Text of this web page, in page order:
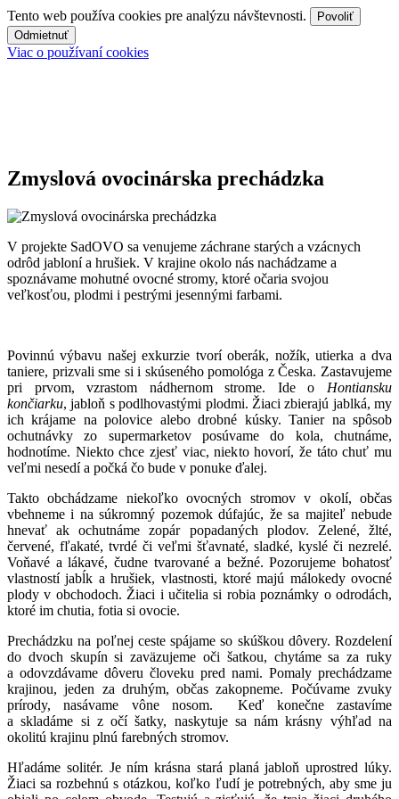
Tento web používa cookies pre analýzu návštevnosti.
Povoliť
Odmietnuť
Viac o používaní cookies
Zmyslová ovocinárska prechádzka
V projekte SadOVO sa venujeme záchrane starých a vzácnych
odrôd jabloní a hrušiek. V krajine okolo nás nachádzame a
spoznávame mohutné ovocné stromy, ktoré očaria svojou
veľkosťou, plodmi i pestrými jesennými farbami.
Povinnú výbavu našej exkurzie tvorí oberák, nožík, utierka a dva
taniere, prizvali sme si i skúseného pomológa z Česka. Zastavujeme
pri prvom, vzrastom nádhernom strome. Ide o Hontiansku
končiarku, jabloň s podlhovastými plodmi. Žiaci zbierajú jablká, my
ich krájame na polovice alebo drobné kúsky. Tanier na spôsob
ochutnávky zo supermarketov posúvame do kola, chutnáme,
hodnotíme. Niekto chce zjesť viac, niekto hovorí, že táto chuť mu
veľmi nesedí a počká čo bude v ponuke ďalej.
Takto obchádzame niekoľko ovocných stromov v okolí, občas
vbehneme i na súkromný pozemok dúfajúc, že sa majiteľ nebude
hnevať ak ochutnáme zopár popadaných plodov. Zelené, žlté,
červené, fľakaté, tvrdé či veľmi šťavnaté, sladké, kyslé či nezrelé.
Voňavé a lákavé, čudne tvarované a bežné. Pozorujeme bohatosť
vlastností jabĺk a hrušiek, vlastnosti, ktoré majú málokedy ovocné
plody v obchodoch. Žiaci i učitelia si robia poznámky o odrodách,
ktoré im chutia, fotia si ovocie.
Prechádzku na poľnej ceste spájame so skúškou dôvery. Rozdelení
do dvoch skupín si zaväzujeme oči šatkou, chytáme sa za ruky
a odovzdávame dôveru človeku pred nami. Pomaly prechádzame
krajinou, jeden za druhým, občas zakopneme. Počúvame zvuky
prírody, nasávame vône nosom. Keď konečne zastavíme
a skladáme si z očí šatky, naskytuje sa nám krásny výhľad na
okolitú krajinu plnú farebných stromov.
Hľadáme solitér. Je ním krásna stará planá jabloň uprostred lúky.
Žiaci sa rozbehnú s otázkou, koľko ľudí je potrebných, aby sme ju